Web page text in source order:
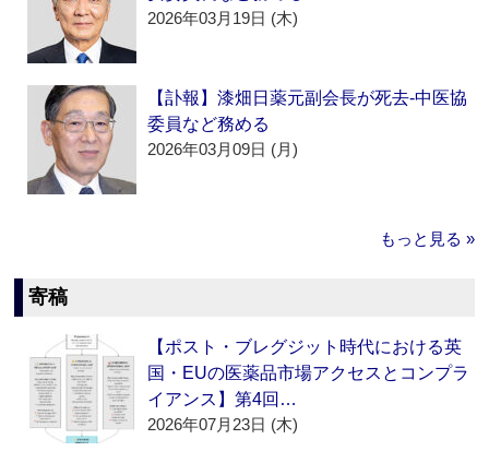
2026年03月19日 (木)
【訃報】漆畑日薬元副会長が死去‐中医協
委員など務める
2026年03月09日 (月)
もっと見る »
寄稿
【ポスト・ブレグジット時代における英
国・EUの医薬品市場アクセスとコンプラ
イアンス】第4回…
2026年07月23日 (木)